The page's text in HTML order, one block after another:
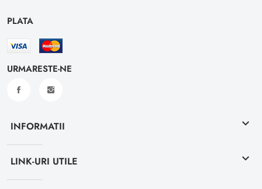
PLATA
URMARESTE-NE
INFORMATII keyboard_arrow_down
LINK-URI UTILE keyboard_arrow_down